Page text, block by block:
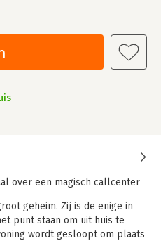
over een magisch callcenter
geheim. Zij is de enige in
punt staan om uit huis te
wordt gesloopt om plaats